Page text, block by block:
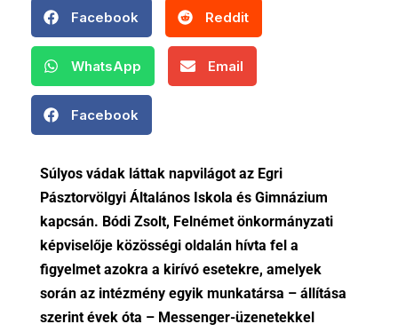
Facebook Reddit
WhatsApp Email
Facebook
Súlyos vádak láttak napvilágot az Egri
Pásztorvölgyi Általános Iskola és Gimnázium
kapcsán. Bódi Zsolt, Felnémet önkormányzati
képviselője közösségi oldalán hívta fel a
figyelmet azokra a kirívó esetekre, amelyek
során az intézmény egyik munkatársa – állítása
szerint évek óta – Messenger-üzenetekkel